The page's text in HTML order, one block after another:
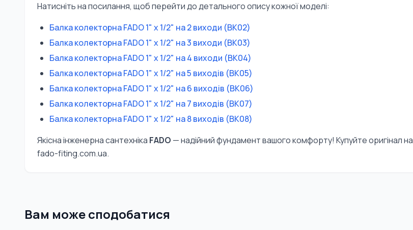
Натисніть на посилання, щоб перейти до детального опису кожної моделі:
Балка колекторна FADO 1" x 1/2" на 2 виходи (BK02)
Балка колекторна FADO 1" x 1/2" на 3 виходи (BK03)
Балка колекторна FADO 1" x 1/2" на 4 виходи (BK04)
Балка колекторна FADO 1" x 1/2" на 5 виходів (BK05)
Балка колекторна FADO 1" x 1/2" на 6 виходів (BK06)
Балка колекторна FADO 1" x 1/2" на 7 виходів (BK07)
Балка колекторна FADO 1" x 1/2" на 8 виходів (BK08)
Якісна інженерна сантехніка FADO — надійний фундамент вашого комфорту! Купуйте оригінал на
fado-fiting.com.ua.
Вам може сподобатися